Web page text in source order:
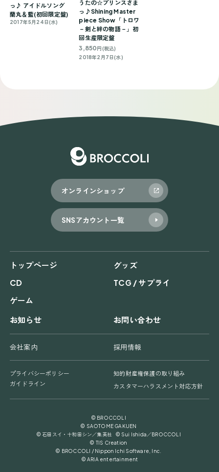
っ♪ アイドルソング
蘭丸＆藍(初回限定盤)
2017年5月24日(水)
うたの☆プリンスさま
っ♪Shining Master
piece Show「トロワ
－剣と絆の物語－」初
回生産限定盤
3,850 円(税込)
2018年2月7日(水)
オンラインショップ
SNSアカウント一覧
トップページ
グッズ
CD
TCG / サプライ
ゲーム
お知らせ
お問い合わせ
会社案内 採用情報
プライバシーポリシー
知的財産権保護の取り組み
ガイドライン
カスタマーハラスメント対応方針
© BROCCOLI
© SAOTOME GAKUEN
© 石田スイ・十和田シン／集英社 © Sui Ishida／BROCCOLI
© TIS Creation
© BROCCOLI / Nippon Ichi Software, Inc.
© ARIA entertainment